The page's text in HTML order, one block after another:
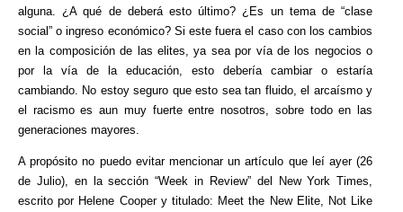
alguna. ¿A qué de deberá esto último? ¿Es un tema de “clase
social” o ingreso económico? Si este fuera el caso con los cambios
en la composición de las elites, ya sea por vía de los negocios o
por la vía de la educación, esto debería cambiar o estaría
cambiando. No estoy seguro que esto sea tan fluido, el arcaísmo y
el racismo es aun muy fuerte entre nosotros, sobre todo en las
generaciones mayores.
A propósito no puedo evitar mencionar un artículo que leí ayer (26
de Julio), en la sección “Week in Review” del New York Times,
escrito por Helene Cooper y titulado: Meet the New Elite, Not Like